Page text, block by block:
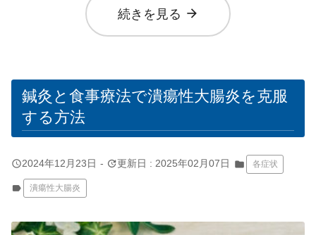
続きを見る arrow_forward
鍼灸と食事療法で潰瘍性大腸炎を克服
する方法
query_builder2024年12月23日 - update更新日 : 2025年02月07日 folder 各症状
label 潰瘍性大腸炎